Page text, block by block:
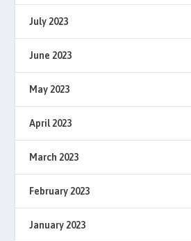
July 2023
June 2023
May 2023
April 2023
March 2023
February 2023
January 2023